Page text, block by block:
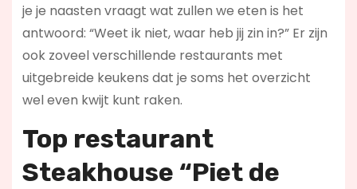
je je naasten vraagt wat zullen we eten is het
antwoord: “Weet ik niet, waar heb jij zin in?” Er zijn
ook zoveel verschillende restaurants met
uitgebreide keukens dat je soms het overzicht
wel even kwijt kunt raken.
Top restaurant
Steakhouse “Piet de